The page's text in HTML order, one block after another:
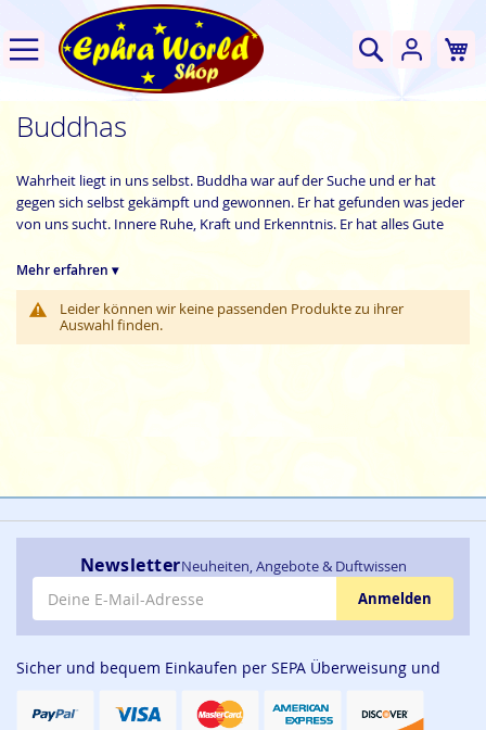
Suche
Buddhas
Wahrheit liegt in uns selbst. Buddha war auf der Suche und er hat
gegen sich selbst gekämpft und gewonnen. Er hat gefunden was jeder
von uns sucht. Innere Ruhe, Kraft und Erkenntnis. Er hat alles Gute
Buddhas sind unerschöpflich. Such Dir Deinen aus und er soll daran
erinnern, dass wir alles erreichen können und es sich lohnt, jeden
Moment des Lebens anzunehmen, zu ertragen und zu überwinden.
Ephra World Shop
möchte etwas zum inneren Frieden und zur Ruhe
Mehr erfahren ▾
Leider können wir keine passenden Produkte zu ihrer
Auswahl finden.
NewsletterNeuheiten, Angebote & Duftwissen
E-Mail-Adresse
Anmelden
Sicher und bequem Einkaufen per SEPA Überweisung und